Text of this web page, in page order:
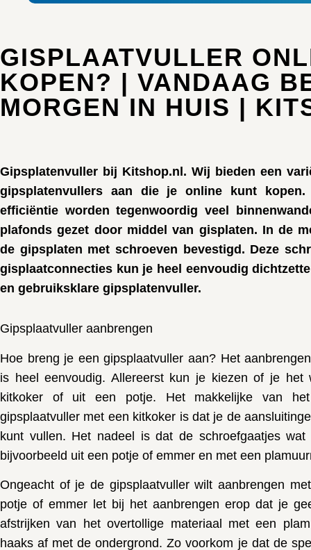
GISPLAATVULLER
KOPEN? | VANDAAG
MORGEN IN HUIS |
Gipsplatenvuller bij Kitshop.nl. Wij bieden een
gipsplatenvullers aan die je online kunt
efficiëntie worden tegenwoordig veel
plafonds gezet door middel van gisplaten. In de
de gipsplaten met schroeven bevestigd. Deze
gisplaatconnecties kun je heel eenvoudig
en gebruiksklare gipsplatenvuller.
Gipsplaatvuller aanbrengen
Hoe breng je een gipsplaatvuller aan? Het
is heel eenvoudig. Allereerst kun je kiezen of je het
kitkoker of uit een potje. Het makkelijke van
gipsplaatvuller met een kitkoker is dat je de
kunt vullen. Het nadeel is dat de schroefgaatjes
bijvoorbeeld uit een potje of emmer en met een
Ongeacht of je de gipsplaatvuller wilt aanbrengen
potje of emmer let bij het aanbrengen erop dat je
afstrijken van het overtollige materiaal met een
haaks af met de ondergrond. Zo voorkom je dat de